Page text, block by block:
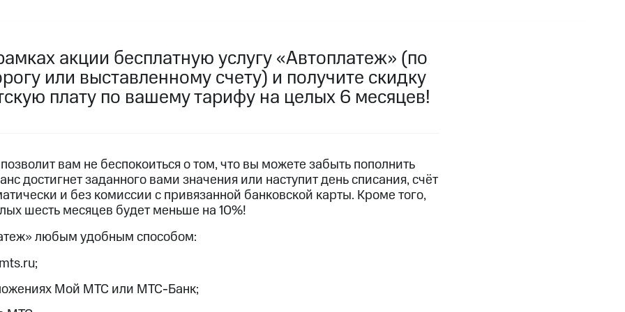
Приложения
Гудок Мой МТСВсе приложения
15%
МТС
карту МТС Pay Оплата по QR-коду за границей
доступ к геолокации
нашем приложении
ГудокМой МТСВсе приложенияИнвестиции
акции бесплатную услугу «Автоплатеж» (по
или выставленному счету) и получите скидку
плату по вашему тарифу на целых 6 месяцев!
вам не беспокоиться о том, что вы можете забыть пополнить
достигнет заданного вами значения или наступит день списания, счёт
и без комиссии с привязанной банковской карты. Кроме того,
шесть месяцев будет меньше на 10%!
любым удобным способом:
Мой МТС или МТС-Банк;